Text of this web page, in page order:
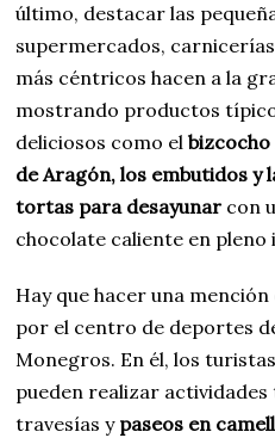
último, destacar las
supermercados,
más céntricos hacen a la
mostrando productos
deliciosos como el
de Aragón, los embutidos y
tortas para desayunar con
chocolate caliente en pleno
Hay que hacer una
por el centro de deportes
Monegros. En él, los
pueden realizar
travesías y paseos en